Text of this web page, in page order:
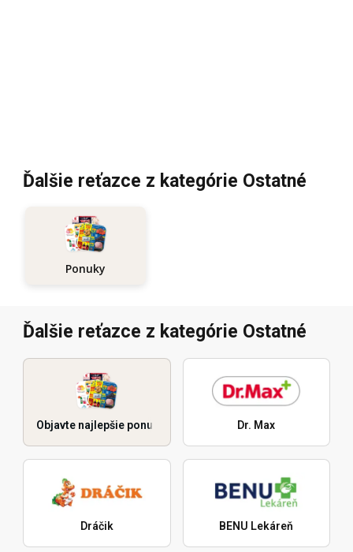
Ďalšie reťazce z kategórie Ostatné
Ponuky
Ďalšie reťazce z kategórie Ostatné
Objavte najlepšie ponuky Dr. Max
Dráčik BENU Lekáreň